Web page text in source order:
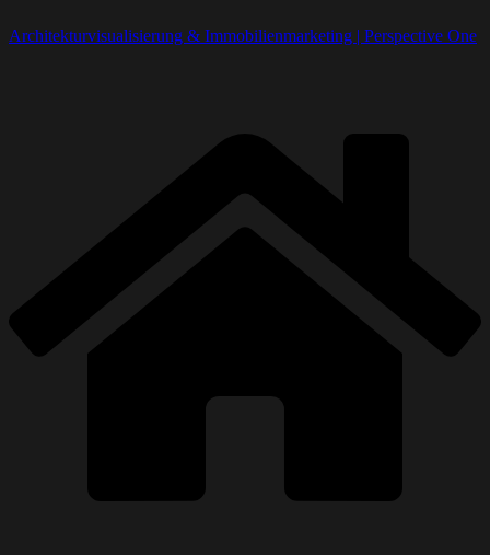
Architekturvisualisierung & Immobilienmarketing | Perspective One